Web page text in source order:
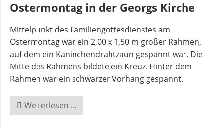
Ostermontag in der Georgs Kirche
Mittelpunkt des Familiengottesdienstes am
Ostermontag war ein 2,00 x 1,50 m großer Rahmen,
auf dem ein Kaninchendrahtzaun gespannt war. Die
Mitte des Rahmens bildete ein Kreuz. Hinter dem
Rahmen war ein schwarzer Vorhang gespannt.
Weiterlesen …
am